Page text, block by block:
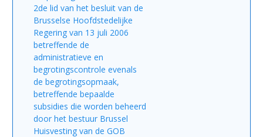
2de lid van het besluit van de
Brusselse Hoofdstedelijke
Regering van 13 juli 2006
betreffende de
administratieve en
begrotingscontrole evenals
de begrotingsopmaak,
betreffende bepaalde
subsidies die worden beheerd
door het bestuur Brussel
Huisvesting van de GOB